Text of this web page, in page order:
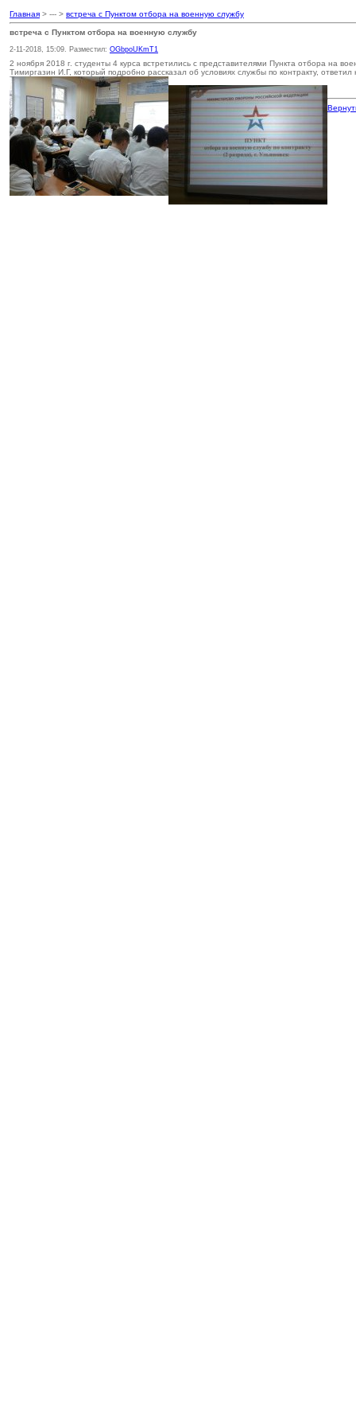
Главная > --- > встреча с Пунктом отбора на военную службу
встреча с Пунктом отбора на военную службу
2-11-2018, 15:09. Разместил: OGbpoUKmT1
2 ноября 2018 г. студенты 4 курса встретились с представителями Пункта отбора на
Тимиргазин И.Г, который подробно рассказал об условиях службы по контракту,